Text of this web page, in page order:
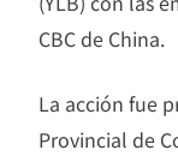
CBC de China.
La acción fue
Provincial de